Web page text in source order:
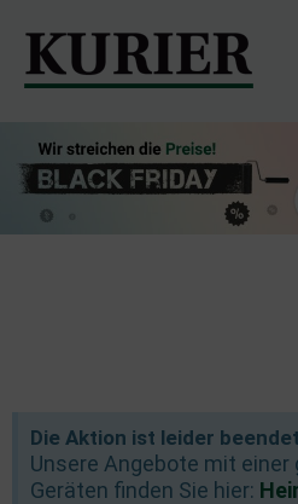
Inhalt
springen
Die Aktion ist leider beendet
Unsere Angebote mit einer
Geräten finden Sie hier: